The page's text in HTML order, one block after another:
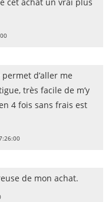
cet achat un vrai plus
d’aller me
très facile de m’y
4 fois sans frais est
de mon achat.